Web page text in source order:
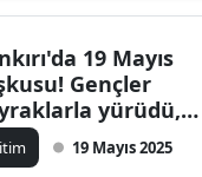
19 Mayıs
Gençler
yürüdü,
merak
yürüyüş...
19 Mayıs 2025